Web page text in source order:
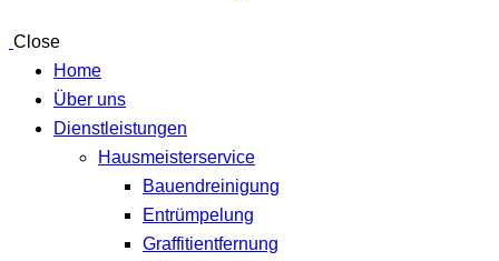
Close
Home
Über uns
Dienstleistungen
Hausmeisterservice
Bauendreinigung
Entrümpelung
Graffitientfernung